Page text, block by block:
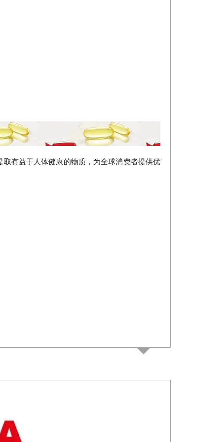
有益于人体健康的物质，为全球消费者提供优